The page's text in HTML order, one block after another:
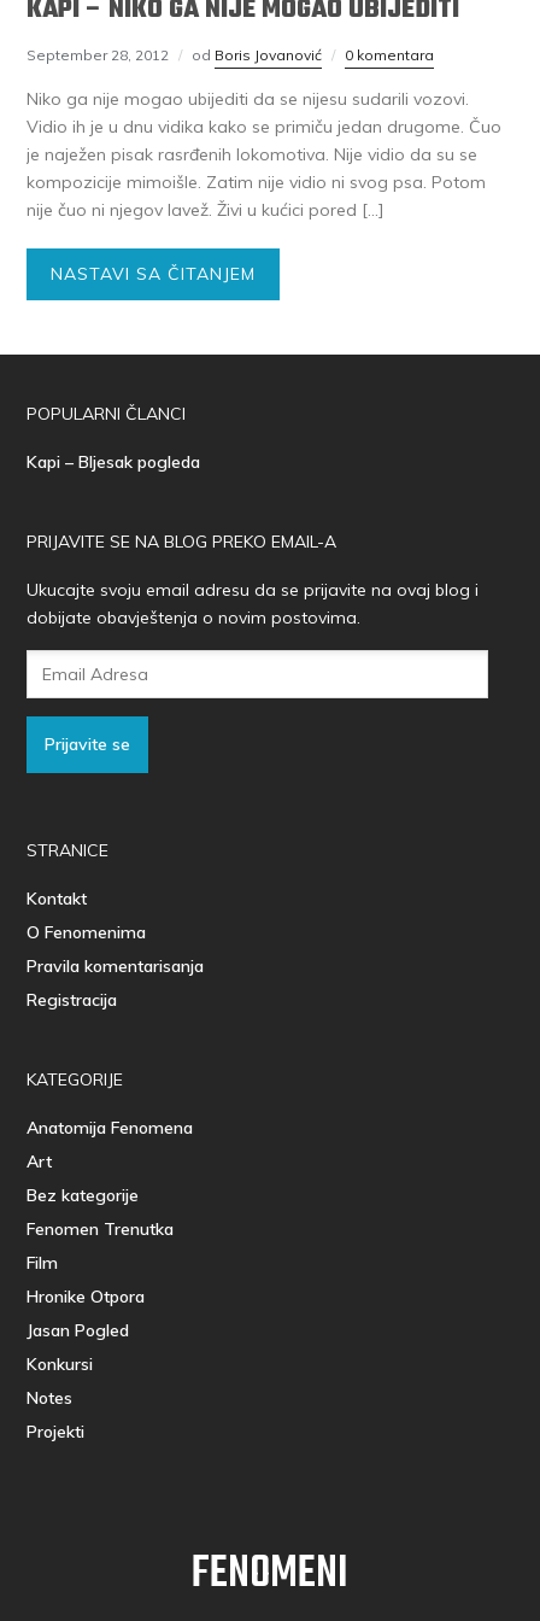
KAPI – NIKO GA NIJE MOGAO UBIJEDITI
September 28, 2012 od Boris Jovanović 0 komentara
Niko ga nije mogao ubijediti da se nijesu sudarili vozovi.
Vidio ih je u dnu vidika kako se primiču jedan drugome. Čuo
je naježen pisak rasrđenih lokomotiva. Nije vidio da su se
kompozicije mimoišle. Zatim nije vidio ni svog psa. Potom
nije čuo ni njegov lavež. Živi u kućici pored […]
NASTAVI SA ČITANJEM
POPULARNI ČLANCI
Kapi – Bljesak pogleda
PRIJAVITE SE NA BLOG PREKO EMAIL-A
Ukucajte svoju email adresu da se prijavite na ovaj blog i
dobijate obavještenja o novim postovima.
Prijavite se
STRANICE
Kontakt
O Fenomenima
Pravila komentarisanja
Registracija
KATEGORIJE
Anatomija Fenomena
Art
Bez kategorije
Fenomen Trenutka
Film
Hronike Otpora
Jasan Pogled
Konkursi
Notes
Projekti
FENOMENI